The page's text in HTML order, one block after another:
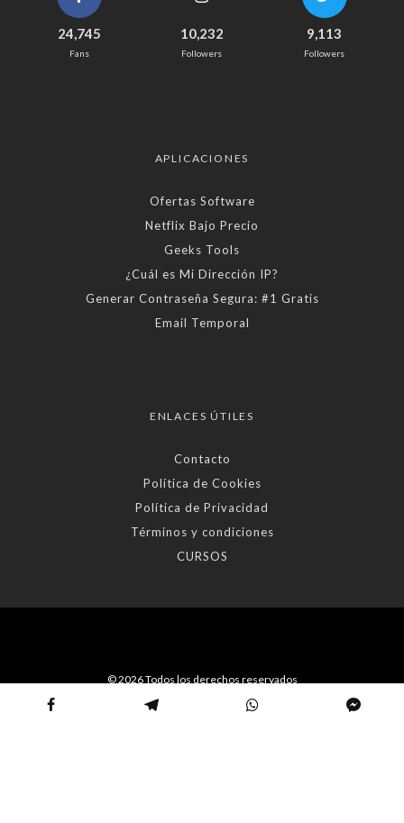
24,745
Fans
10,232
Followers
9,113
Followers
APLICACIONES
Ofertas Software
Netflix Bajo Precio
Geeks Tools
¿Cuál es Mi Dirección IP?
Generar Contraseña Segura: #1 Gratis
Email Temporal
ENLACES ÚTILES
Contacto
Política de Cookies
Política de Privacidad
Términos y condiciones
CURSOS
© 2026 Todos los derechos reservados